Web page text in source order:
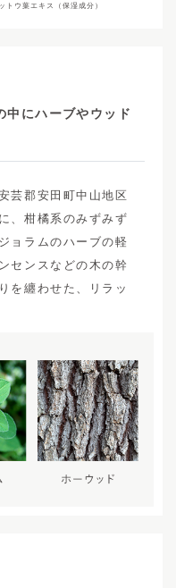
ウ葉エキス（保湿成分）
中にハーブやウッド
芸郡安田町中山地区
、柑橘系のみずみず
ョラムのハーブの軽
センスなどの木の幹
を纏わせた、リラッ